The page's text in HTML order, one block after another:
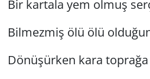
Bir kartala yem olmuş
Bilmezmiş ölü ölü
Dönüşürken kara toprağa